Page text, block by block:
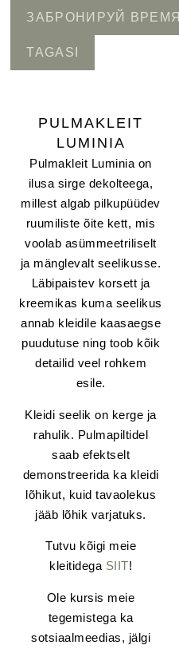
ЗАБРОНИРУЙ ВРЕМЯ
TAGASI
PULMAKLEIT
LUMINIA
Pulmakleit Luminia on
ilusa sirge dekolteega,
millest algab pilkupüüdev
ruumiliste õite kett, mis
voolab asümmeetriliselt
ja mänglevalt seelikusse.
Läbipaistev korsett ja
kreemikas kuma seelikus
annab kleidile kaasaegse
puudutuse ning toob kõik
detailid veel rohkem
esile.
Kleidi seelik on kerge ja
rahulik. Pulmapiltidel
saab efektselt
demonstreerida ka kleidi
lõhikut, kuid tavaolekus
jääb lõhik varjatuks.
Tutvu kõigi meie
kleitidega SIIT!
Ole kursis meie
tegemistega ka
sotsiaalmeedias, jälgi